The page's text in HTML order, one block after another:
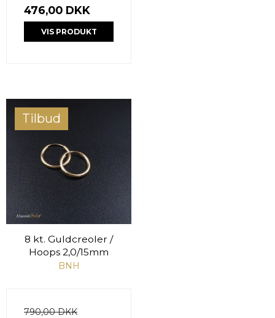
476,00 DKK
VIS PRODUKT
Tilbud
8 kt. Guldcreoler /
Hoops 2,0/15mm
BNH
790,00 DKK